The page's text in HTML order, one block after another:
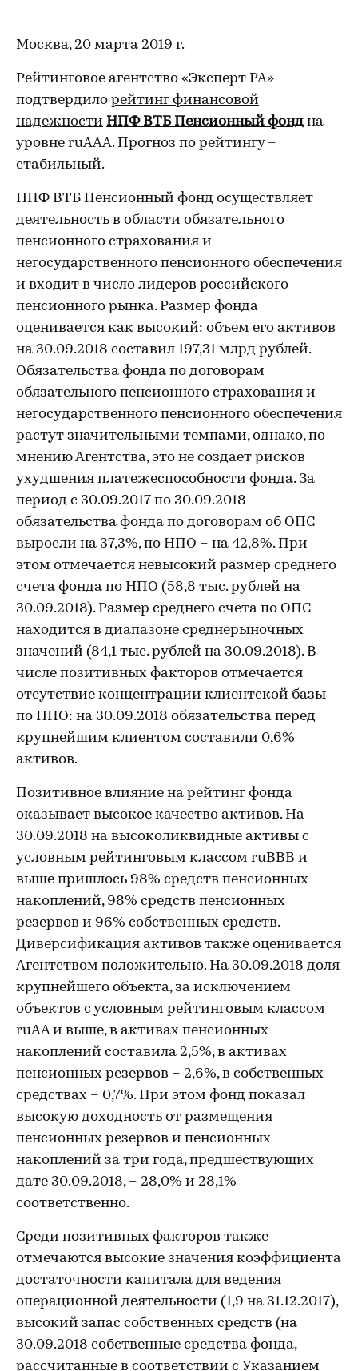
Москва, 20 марта 2019 г.
Рейтинговое агентство «Эксперт РА»
подтвердило рейтинг финансовой
надежности НПФ ВТБ Пенсионный фонд на
уровне ruAAА. Прогноз по рейтингу –
стабильный.
НПФ ВТБ Пенсионный фонд осуществляет
деятельность в области обязательного
пенсионного страхования и
негосударственного пенсионного обеспечения
и входит в число лидеров российского
пенсионного рынка. Размер фонда
оценивается как высокий: объем его активов
на 30.09.2018 составил 197,31 млрд рублей.
Обязательства фонда по договорам
обязательного пенсионного страхования и
негосударственного пенсионного обеспечения
растут значительными темпами, однако, по
мнению Агентства, это не создает рисков
ухудшения платежеспособности фонда. За
период с 30.09.2017 по 30.09.2018
обязательства фонда по договорам об ОПС
выросли на 37,3%, по НПО – на 42,8%. При
этом отмечается невысокий размер среднего
счета фонда по НПО (58,8 тыс. рублей на
30.09.2018). Размер среднего счета по ОПС
находится в диапазоне среднерыночных
значений (84,1 тыс. рублей на 30.09.2018). В
числе позитивных факторов отмечается
отсутствие концентрации клиентской базы
по НПО: на 30.09.2018 обязательства перед
крупнейшим клиентом составили 0,6%
активов.
Позитивное влияние на рейтинг фонда
оказывает высокое качество активов. На
30.09.2018 на высоколиквидные активы с
условным рейтинговым классом ruВВВ и
выше пришлось 98% средств пенсионных
накоплений, 98% средств пенсионных
резервов и 96% собственных средств.
Диверсификация активов также оценивается
Агентством положительно. На 30.09.2018 доля
крупнейшего объекта, за исключением
объектов с условным рейтинговым классом
ruAA и выше, в активах пенсионных
накоплений составила 2,5%, в активах
пенсионных резервов – 2,6%, в собственных
средствах – 0,7%. При этом фонд показал
высокую доходность от размещения
пенсионных резервов и пенсионных
накоплений за три года, предшествующих
дате 30.09.2018, – 28,0% и 28,1%
соответственно.
Среди позитивных факторов также
отмечаются высокие значения коэффициента
достаточности капитала для ведения
операционной деятельности (1,9 на 31.12.2017),
высокий запас собственных средств (на
30.09.2018 собственные средства фонда,
рассчитанные в соответствии с Указанием